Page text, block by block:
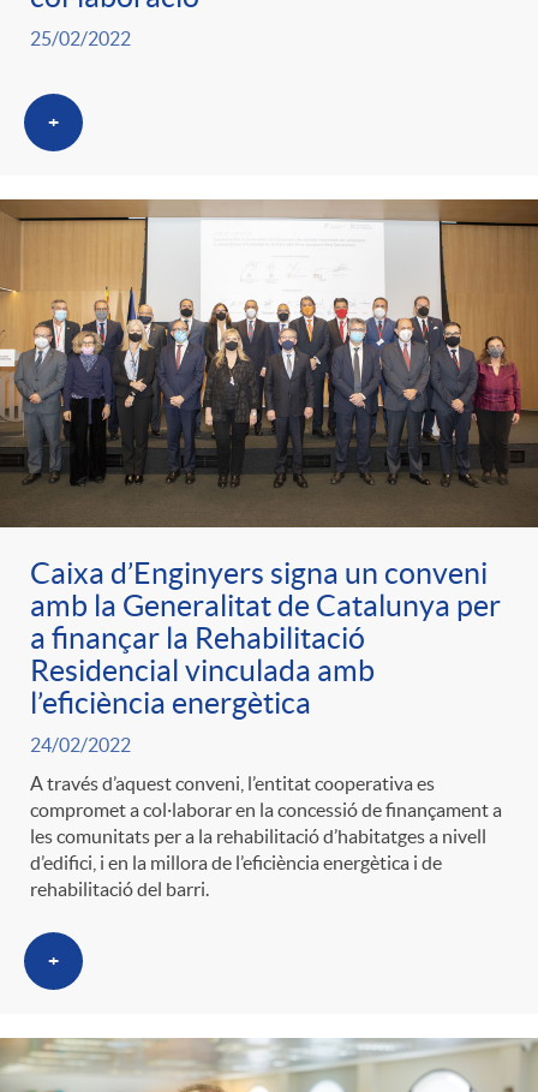
g
o
r
i
a
s
25/02/2022
+
Caixa d’Enginyers signa un conveni
amb la Generalitat de Catalunya per
a finançar la Rehabilitació
Residencial vinculada amb
l’eficiència energètica
24/02/2022
A través d’aquest conveni, l’entitat cooperativa es
compromet a col·laborar en la concessió de finançament a
les comunitats per a la rehabilitació d’habitatges a nivell
d’edifici, i en la millora de l’eficiència energètica i de
rehabilitació del barri.
+